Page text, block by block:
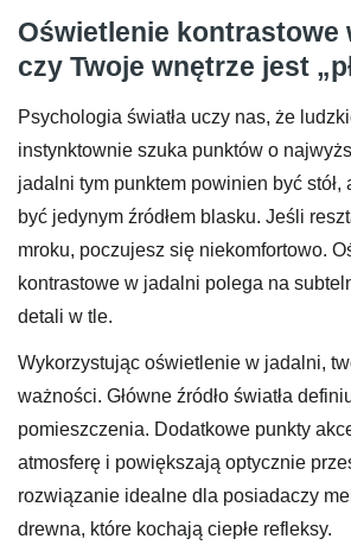
Oświetlenie kontrastowe
czy Twoje wnętrze jest
Psychologia światła uczy nas, że
instynktownie szuka punktów o
jadalni tym punktem powinien być stół,
być jedynym źródłem blasku. Jeśli
mroku, poczujesz się niekomfortowo.
kontrastowe w jadalni polega na
detali w tle.
Wykorzystując oświetlenie w jadalni,
ważności. Główne źródło światła
pomieszczenia. Dodatkowe punkty
atmosferę i powiększają optycznie
rozwiązanie idealne dla posiadaczy
drewna, które kochają ciepłe refleksy.